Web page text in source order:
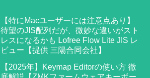
【特にMacユーザーには注意点あり】
待望のJIS配列だが、微妙な違いがスト
レスになるかも Lofree Flow Lite JIS レ
ビュー【提供 三陽合同会社】
【2025年】Keymap Editorの使い方 徹